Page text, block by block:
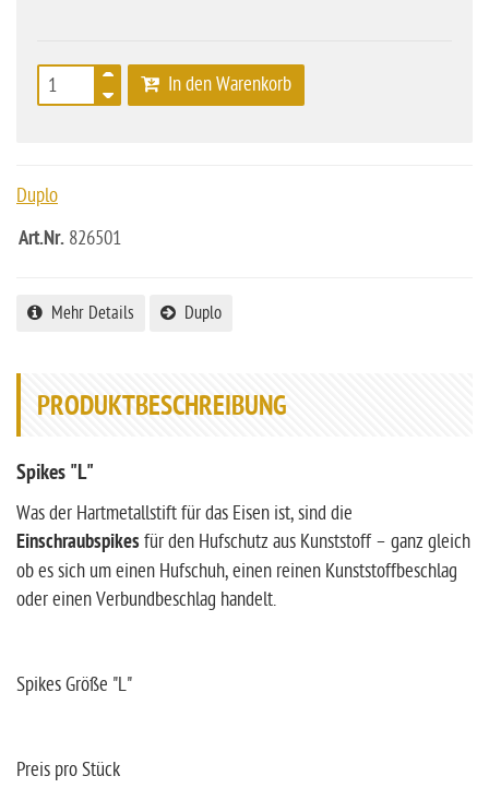
In den Warenkorb
Duplo
Art.Nr. 826501
Mehr Details Duplo
PRODUKTBESCHREIBUNG
Spikes "L"
Was der Hartmetallstift für das Eisen ist, sind die
Einschraubspikes für den Hufschutz aus Kunststoff – ganz gleich
ob es sich um einen Hufschuh, einen reinen Kunststoffbeschlag
oder einen Verbundbeschlag handelt.
Spikes Größe "L"
Preis pro Stück